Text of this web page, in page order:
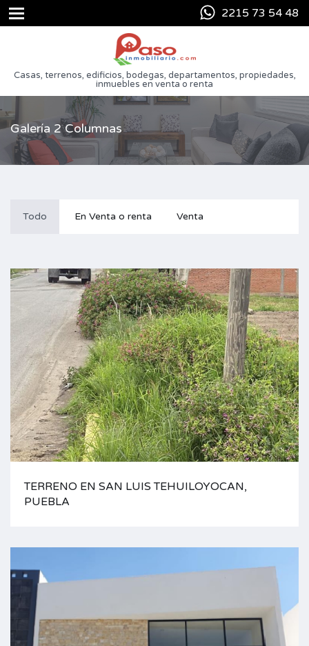
2215 73 54 48
Casas, terrenos, edificios, bodegas, departamentos, propiedades,
inmuebles en venta o renta
Galería 2 Columnas
Todo En Venta o renta Venta
TERRENO EN SAN LUIS TEHUILOYOCAN,
PUEBLA